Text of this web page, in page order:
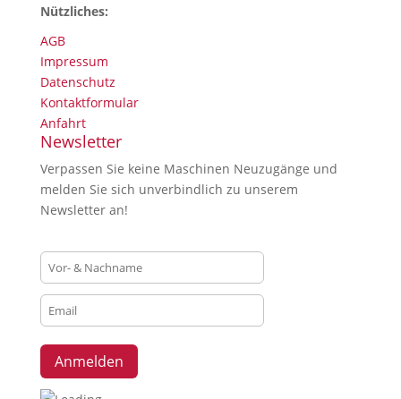
Nützliches:
AGB
Impressum
Datenschutz
Kontaktformular
Anfahrt
Newsletter
Verpassen Sie keine Maschinen Neuzugänge und
melden Sie sich unverbindlich zu unserem
Newsletter an!